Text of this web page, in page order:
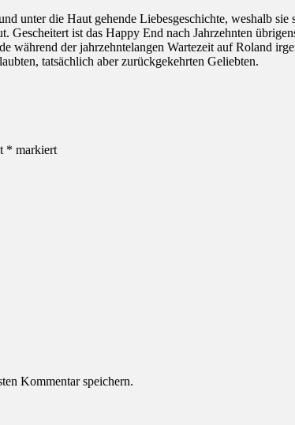
unter die Haut gehende Liebesgeschichte, weshalb
Gescheitert ist das Happy End nach Jahrzehnten
während der jahrzehntelangen Wartezeit auf Roland
tatsächlich aber zurückgekehrten Geliebten.
* markiert
Kommentar speichern.